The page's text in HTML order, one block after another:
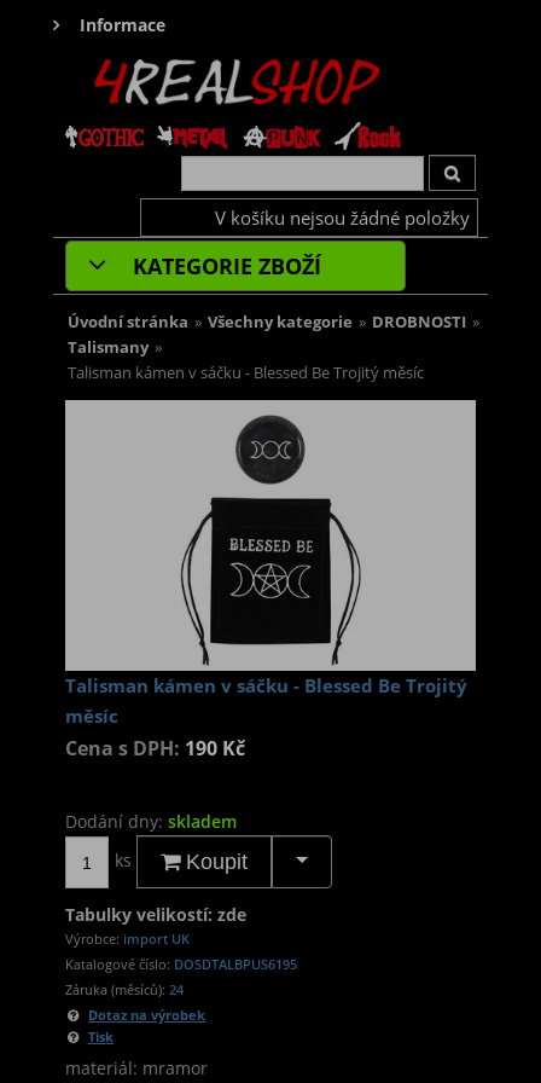
Informace
V košíku nejsou žádné položky
KATEGORIE ZBOŽÍ
Úvodní stránka » Všechny kategorie » DROBNOSTI »
Talismany »
Talisman kámen v sáčku - Blessed Be Trojitý měsíc
Talisman kámen v sáčku - Blessed Be Trojitý
měsíc
Cena s DPH: 190 Kč
Dodání dny: skladem
ks
Koupit
Tabulky velikostí: zde
Výrobce: import UK
Katalogové číslo: DOSDTALBPUS6195
Záruka (měsíců): 24
Dotaz na výrobek
Tisk
materiál: mramor